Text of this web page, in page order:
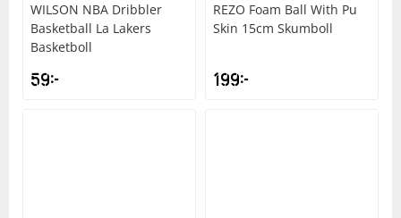
WILSON NBA Dribbler
Basketball La Lakers
Basketboll
59kr
REZO Foam Ball With Pu
Skin 15cm Skumboll
199kr